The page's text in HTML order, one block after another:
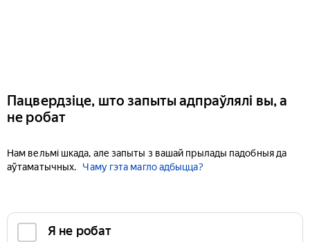
Пацвердзіце, што запыты адпраўлялі вы, а
не робат
Нам вельмі шкада, але запыты з вашай прылады падобныя да
аўтаматычных.
Чаму гэта магло адбыцца?
Я не робат